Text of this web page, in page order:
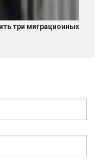
три миграционных